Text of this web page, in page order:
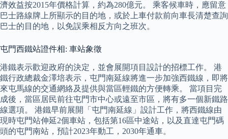
濟效益按2015年價格計算，約為280億元。 乘客候車時，應留意
巴士路線牌上所顯示的目的地，或於上車付款前向車長清楚查詢
巴士的目的地，以免誤乘相反方向之班次。
屯門西鐵站證件相: 車站象徵
港鐵表示歡迎政府的決定，並會展開項目設計的招標工作。 港
鐵行政總裁金澤培表示，屯門南延線將進一步加強西鐵線，即將
來屯馬線的交通網絡及提供與當區輕鐵的方便轉乘。 當項目完
成後，當區居民前往屯門市中心或遠至市區，將有多一個新鐵路
線選項。 港鐵早前展開「屯門南延線」設計工作，將西鐵線由
現時屯門站伸延2個車站，包括第16區中途站，以及直達屯門碼
頭的屯門南站，預計2023年動工，2030年通車。